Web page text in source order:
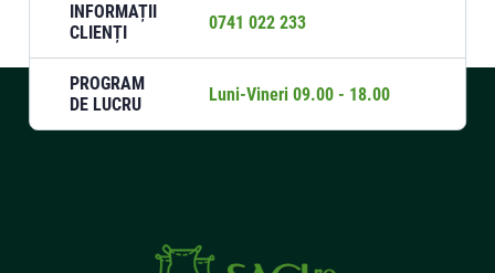
INFORMAȚII
CLIENȚI
0741 022 233
PROGRAM
DE LUCRU
Luni-Vineri 09.00 - 18.00